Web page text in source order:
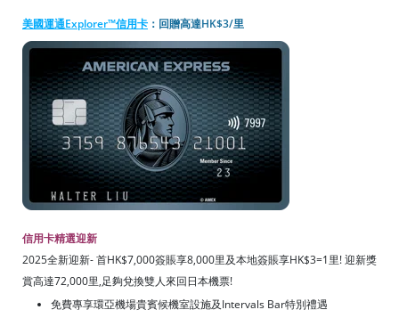
美國運通Explorer™信用卡 ：回贈高達HK$3/里
信用卡精選迎新
2025全新迎新- 首HK$7,000簽賬享8,000里及本地簽賬享HK$3=1里! 迎新獎
賞高達72,000里,足夠兌換雙人來回日本機票!
免費專享環亞機場貴賓候機室設施及Intervals Bar特別禮遇